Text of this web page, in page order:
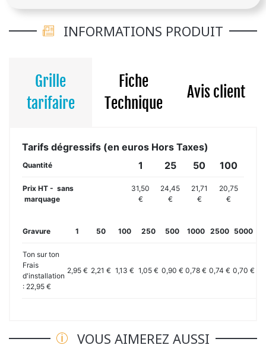
INFORMATIONS PRODUIT
Grille
tarifaire
Fiche
Technique
Avis client
Tarifs dégressifs (en euros Hors Taxes)
Quantité 1 25 50 100
Prix HT - sans
marquage
31,50
€
24,45
€
21,71
€
20,75
€
Gravure 1 50 100 250 500 1000 2500 5000
Ton sur ton
Frais
d'installation
: 22,95 €
2,95 € 2,21 € 1,13 € 1,05 € 0,90 € 0,78 € 0,74 € 0,70 €
VOUS AIMEREZ AUSSI